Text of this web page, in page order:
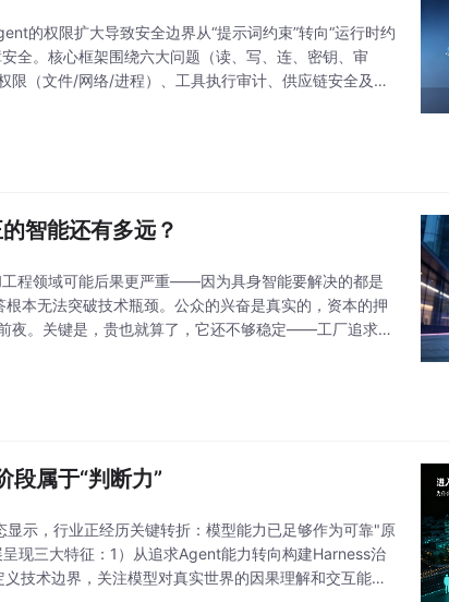
的权限扩大导致安全边界从“提示词约束”转向“运行时约
全。核心框架围绕六大问题（读、写、连、密钥、审
限（文件/网络/进程）、工具执行审计、供应链安全及独
智能还有多远？
程领域可能后果更严重——因为具身智能要解决的都是
本无法突破技术瓶颈。公众的兴奋是真实的，资本的押
夜。关键是，贵也就算了，它还不够稳定——工厂追求的
段属于“判断力”
显示，行业正经历关键转折：模型能力已足够作为可靠"原
现三大特征：1）从追求Agent能力转向构建Harness治
技术边界，关注模型对真实世界的因果理解和交互能